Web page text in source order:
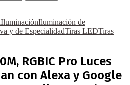
IluminaciónIluminación de
y de EspecialidadTiras LEDTiras
RGBIC Pro Luces
con Alexa y Google